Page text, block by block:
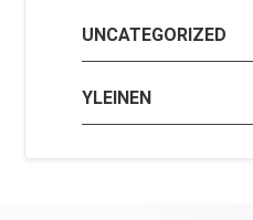
UNCATEGORIZED
YLEINEN